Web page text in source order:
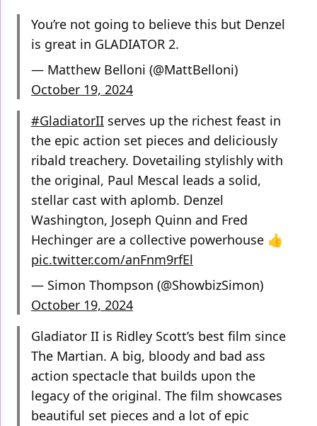
You’re not going to believe this but Denzel
is great in GLADIATOR 2.
— Matthew Belloni (@MattBelloni)
October 19, 2024
#GladiatorII serves up the richest feast in
the epic action set pieces and deliciously
ribald treachery. Dovetailing stylishly with
the original, Paul Mescal leads a solid,
stellar cast with aplomb. Denzel
Washington, Joseph Quinn and Fred
Hechinger are a collective powerhouse 👍
pic.twitter.com/anFnm9rfEl
— Simon Thompson (@ShowbizSimon)
October 19, 2024
Gladiator II is Ridley Scott’s best film since
The Martian. A big, bloody and bad ass
action spectacle that builds upon the
legacy of the original. The film showcases
beautiful set pieces and a lot of epic